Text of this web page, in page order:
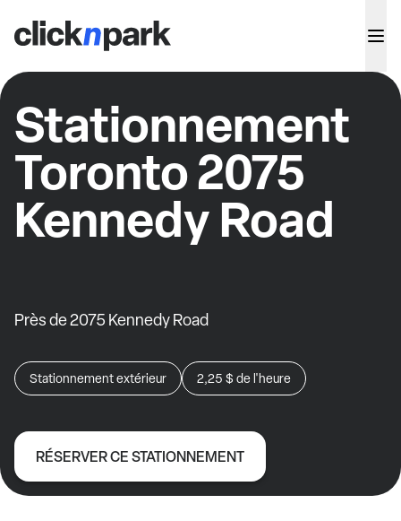
Stationnement
Toronto 2075
Kennedy Road
Près de 2075 Kennedy Road
Stationnement extérieur 2,25 $ de l'heure
RÉSERVER CE STATIONNEMENT